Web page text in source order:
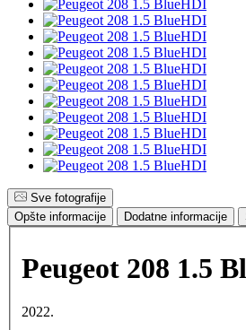
Sve fotografije
Opšte informacije
Dodatne informacije
Peugeot 208 1.5
2022.